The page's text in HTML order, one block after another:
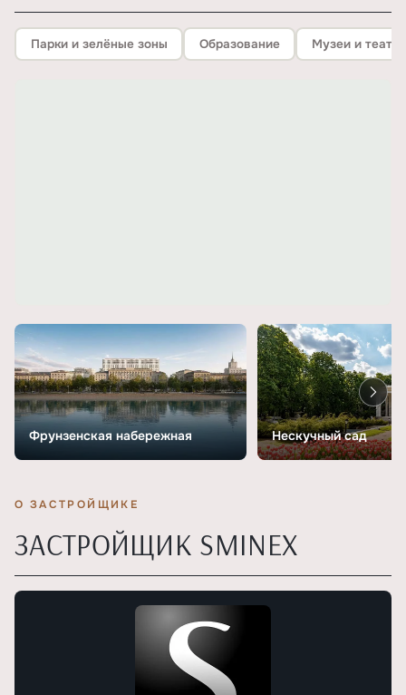
Парки и зелёные зоны Образование Музеи и
Фрунзенская набережная Нескучный сад
О ЗАСТРОЙЩИКЕ
ЗАСТРОЙЩИК SMINEX